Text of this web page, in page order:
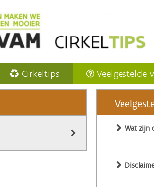
Cirkeltips Veelgestelde
Wat zijn